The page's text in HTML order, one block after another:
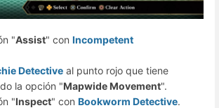
"Assist" con Incompetent
Detective al punto rojo que tiene
la opción "Mapwide Movement".
"Inspect" con Bookworm Detective.